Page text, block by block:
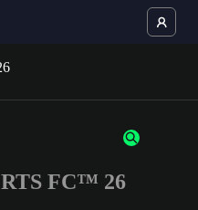
caratteri o numeri.
FC™ 26